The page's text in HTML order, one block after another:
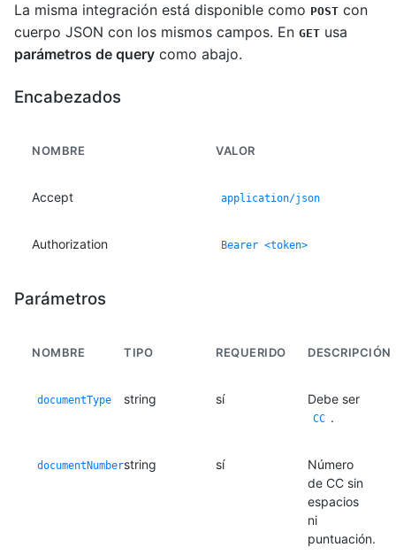
La misma integración está disponible como POST con
cuerpo JSON con los mismos campos. En GET usa
parámetros de query como abajo.
Encabezados
NOMBRE VALOR
Accept application/json
Authorization Bearer <token>
Parámetros
NOMBRE TIPO REQUERIDO DESCRIPCIÓN
documentType string sí Debe ser
CC .
documentNumberstring sí
Número
de CC sin
espacios
ni
puntuación.